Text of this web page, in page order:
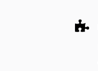
